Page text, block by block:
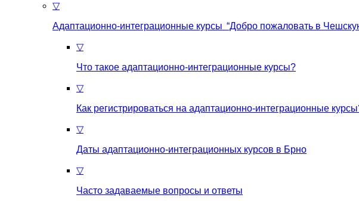
▽
Адаптационно-интеграционные курсы “Добро пожаловать в
▽
Что такое aдаптационно-интеграционные курсы?
▽
Как регистрироваться на aдаптационно-интеграционные
▽
Даты адаптационно-интеграционных курсов в Брно
▽
Часто задаваемые вопросы и ответы